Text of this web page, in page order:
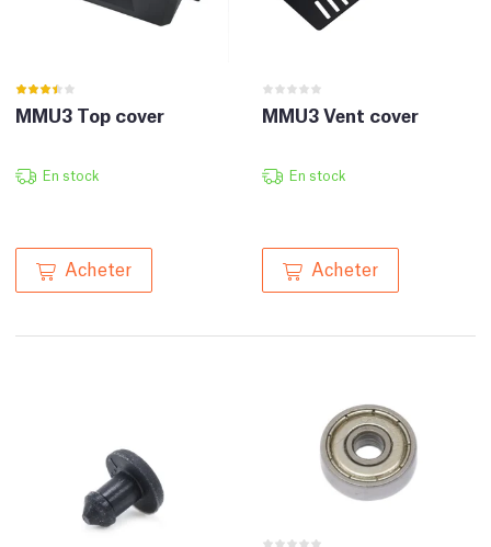
MMU3 Top cover
En stock
Acheter
MMU3 Vent cover
En stock
Acheter